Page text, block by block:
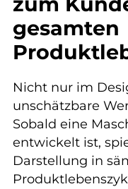
gesamten
Nicht nur im
unschätzbare
Sobald eine
entwickelt ist,
Darstellung in